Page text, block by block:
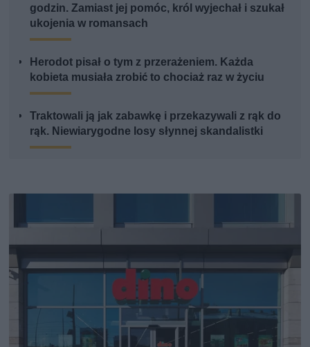
godzin. Zamiast jej pomóc, król wyjechał i szukał
ukojenia w romansach
Herodot pisał o tym z przerażeniem. Każda
kobieta musiała zrobić to chociaż raz w życiu
Traktowali ją jak zabawkę i przekazywali z rąk do
rąk. Niewiarygodne losy słynnej skandalistki